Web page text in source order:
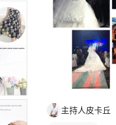
主持人皮卡丘